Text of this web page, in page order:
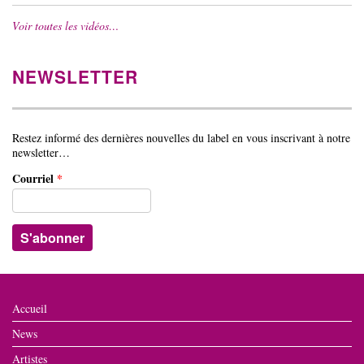
Voir toutes les vidéos…
NEWSLETTER
Restez informé des dernières nouvelles du label en vous inscrivant à notre
newsletter…
Courriel *
Accueil
News
Artistes